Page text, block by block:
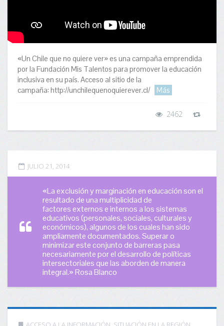
«Un Chile que no quiere ver» es una campaña emprendida
por la Fundación Mis Talentos para promover la educación
inclusiva en su país. Acceso al sitio de la
campaña: http://unchilequenoquierever.cl/
Más
2462
JULIO 21, 2014
«La exclusión y marginación en educación son el
resultado de una multiplicidad de
factores externos e internos a los sistemas
educativos (personales, sociales, culturales y
económicos), algunos de los cuales han sido
ampliamente documentados. Superar o
minimizar este conjunto de barreras pasa
necesariamente por el desarrollo de políticas
intersectoriales que las aborden de manera
integral.» Rosa Blanco